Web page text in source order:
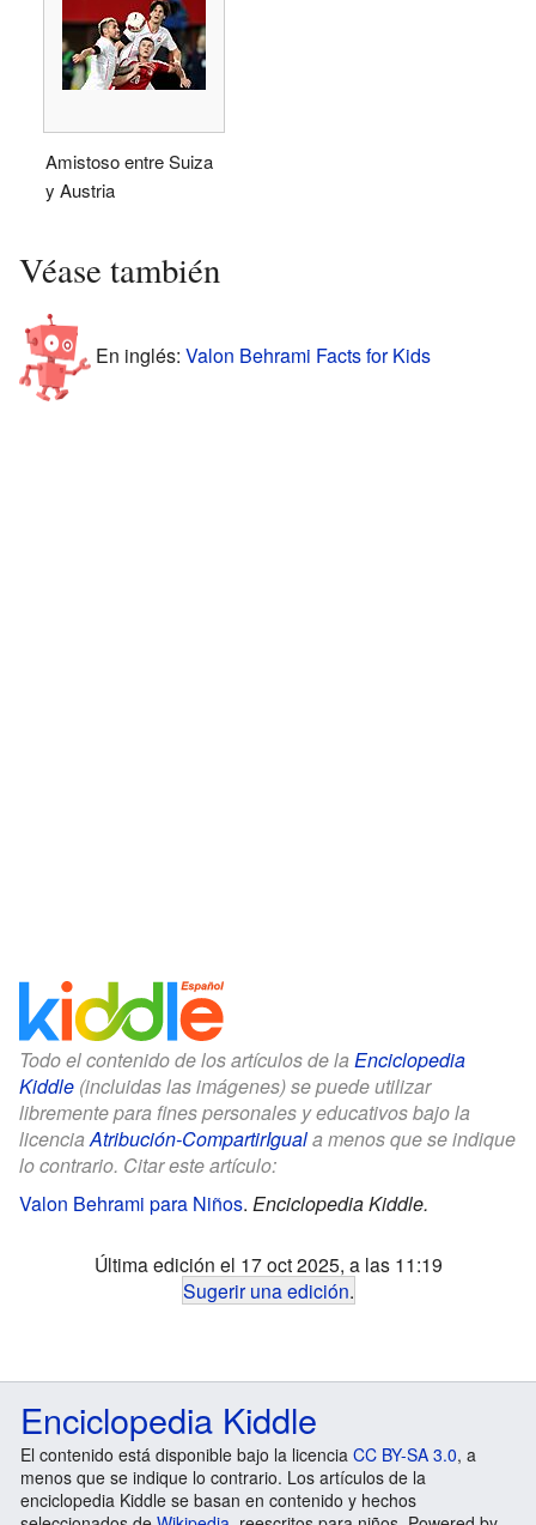
Amistoso entre Suiza
y Austria
Véase también
En inglés: Valon Behrami Facts for Kids
Todo el contenido de los artículos de la Enciclopedia
Kiddle (incluidas las imágenes) se puede utilizar
libremente para fines personales y educativos bajo la
licenciaAtribución-CompartirIguala menos que se indique
lo contrario. Citar este artículo:
Valon Behrami para Niños. Enciclopedia Kiddle.
Última edición el 17 oct 2025, a las 11:19
Sugerir una edición.
Enciclopedia Kiddle
El contenido está disponible bajo la licencia CC BY-SA 3.0, a
menos que se indique lo contrario. Los artículos de la
enciclopedia Kiddle se basan en contenido y hechos